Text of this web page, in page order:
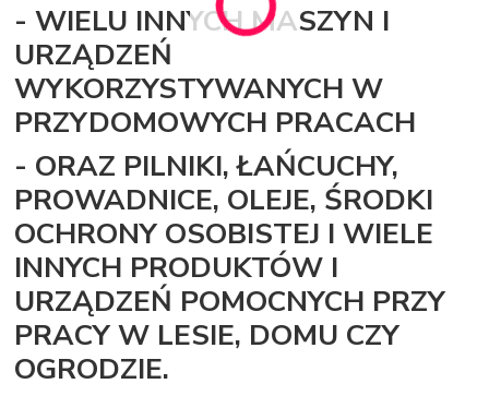
- WIELU INNYCH MASZYN I
URZĄDZEŃ
WYKORZYSTYWANYCH W
PRZYDOMOWYCH PRACACH
- ORAZ PILNIKI, ŁAŃCUCHY,
PROWADNICE, OLEJE, ŚRODKI
OCHRONY OSOBISTEJ I WIELE
INNYCH PRODUKTÓW I
URZĄDZEŃ POMOCNYCH PRZY
PRACY W LESIE, DOMU CZY
OGRODZIE.